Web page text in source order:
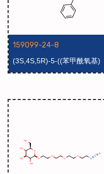
159099-24-8
(3S,4S,5R)-5-((苯甲酰氧基)
甲基)-4-氟四氢呋喃-2,3-二乙